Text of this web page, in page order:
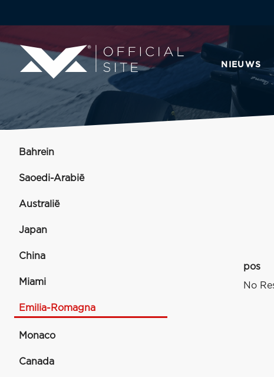
NIEUWS
Bahrein
Saoedi-Arabië
Australië
Japan
China
Miami
Emilia-Romagna
Monaco
Canada
pos
No